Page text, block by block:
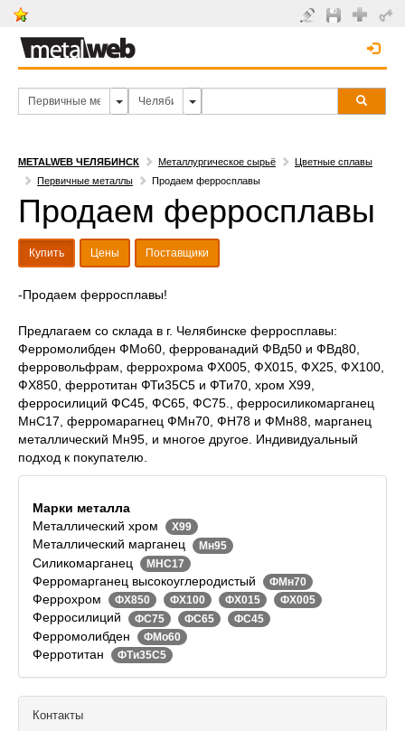
METALWEB ЧЕЛЯБИНСК Металлургическое сырьё
Цветные сплавы
Первичные металлы
Продаем ферросплавы
Продаем ферросплавы
Купить Цены Поставщики
-Продаем ферросплавы!
Предлагаем со склада в г. Челябинске ферросплавы:
Ферромолибден ФМо60, феррованадий ФВд50 и ФВд80,
ферровольфрам, феррохрома ФХ005, ФХ015, ФХ25, ФХ100,
ФХ850, ферротитан ФТи35С5 и ФТи70, хром Х99,
ферросилиций ФС45, ФС65, ФС75., ферросиликомарганец
МнС17, ферромарагнец ФМн70, ФН78 и ФМн88, марганец
металлический Мн95, и многое другое. Индивидуальный
подход к покупателю.
Марки металла
Металлический хром
Х99
Металлический марганец Мн95
Силикомарганец МНС17
Ферромарганец высокоуглеродистый ФМн70
Феррохром ФХ850 ФХ100 ФХ015 ФХ005
Ферросилиций ФС75 ФС65 ФС45
Ферромолибден ФМо60
Ферротитан ФТи35С5
Контакты